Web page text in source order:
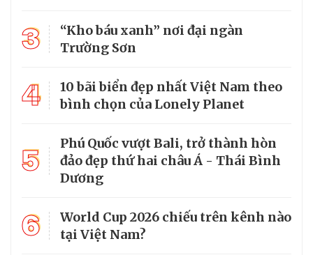
3
“Kho báu xanh” nơi đại ngàn
Trường Sơn
4
10 bãi biển đẹp nhất Việt Nam theo
bình chọn của Lonely Planet
5
Phú Quốc vượt Bali, trở thành hòn
đảo đẹp thứ hai châu Á - Thái Bình
Dương
6
World Cup 2026 chiếu trên kênh nào
tại Việt Nam?